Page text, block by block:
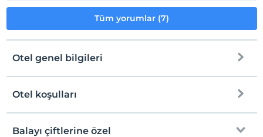
Tüm yorumlar (7)
Otel genel bilgileri
Ücretsiz Wi-fi
Otel koşulları
Check/in
En erken saat 14:00 ve sonrası
Balayı çiftlerine özel